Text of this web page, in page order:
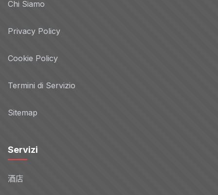
Chi Siamo
Privacy Policy
Cookie Policy
Termini di Servizio
Sitemap
Servizi
酒店